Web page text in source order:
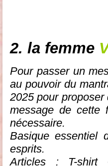
2. la femme
Pour passer un
au pouvoir du
2025 pour
message de cette
nécessaire.
Basique essentiel
esprits.
Articles : T-shirt